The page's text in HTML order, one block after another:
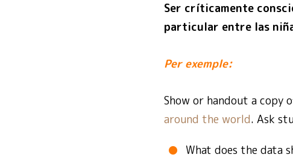
Ser críticamente
particular entre las
Per exemple:
Show or handout a copy
around the world. Ask
What does the data